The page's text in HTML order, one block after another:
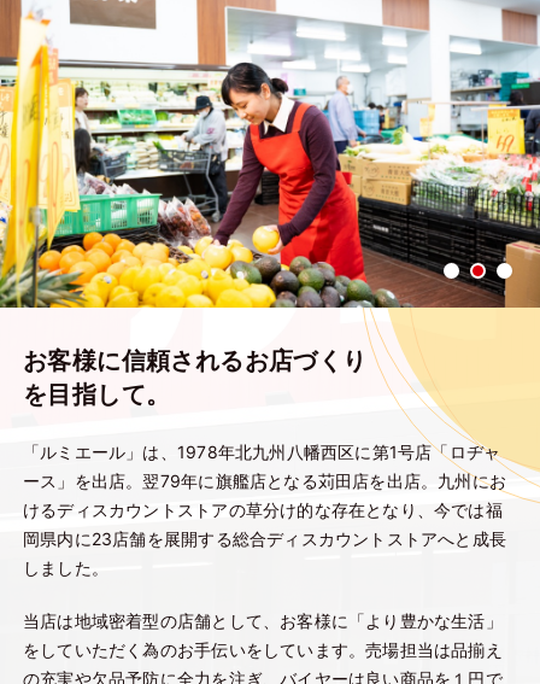
お客様に信頼されるお店づくり
を目指して。
「ルミエール」は、1978年北九州八幡西区に第1号店「ロヂャ
ース」を出店。翌79年に旗艦店となる苅田店を出店。九州にお
けるディスカウントストアの草分け的な存在となり、今では福
岡県内に23店舗を展開する総合ディスカウントストアへと成長
しました。
当店は地域密着型の店舗として、お客様に「より豊かな生活」
をしていただく為のお手伝いをしています。売場担当は品揃え
の充実や欠品予防に全力を注ぎ、バイヤーは良い商品を１円で